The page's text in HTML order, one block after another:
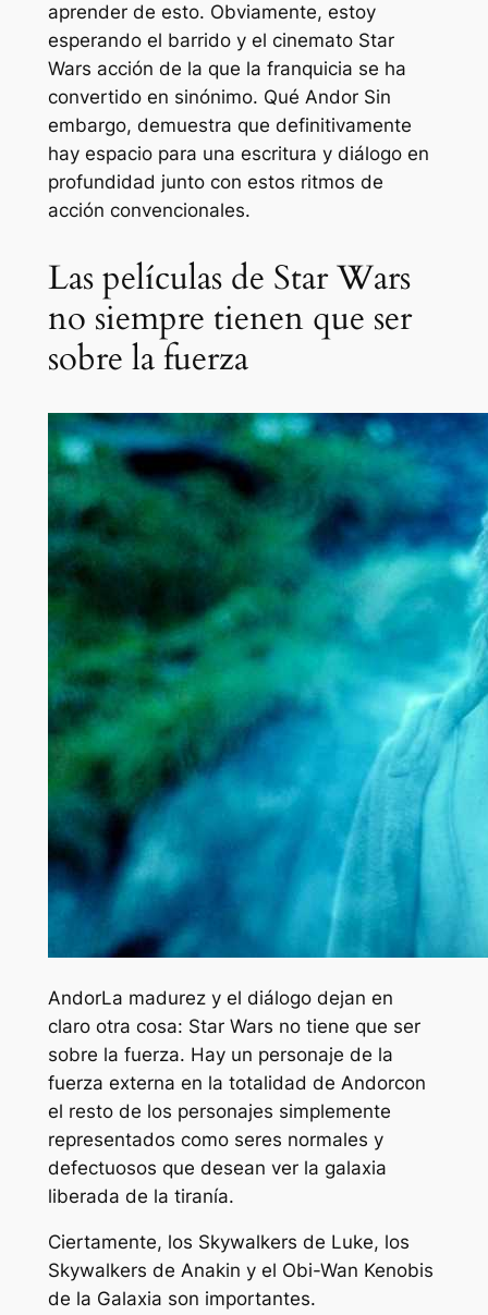
aprender de esto. Obviamente, estoy
esperando el barrido y el cinemato Star
Wars acción de la que la franquicia se ha
convertido en sinónimo. Qué AndorSin
embargo, demuestra que definitivamente
hay espacio para una escritura y diálogo en
profundidad junto con estos ritmos de
acción convencionales.
Las películas de Star Wars
no siempre tienen que ser
sobre la fuerza
AndorLa madurez y el diálogo dejan en
claro otra cosa: Star Wars no tiene que ser
sobre la fuerza. Hay un personaje de la
fuerza externa en la totalidad de Andorcon
el resto de los personajes simplemente
representados como seres normales y
defectuosos que desean ver la galaxia
liberada de la tiranía.
Ciertamente, los Skywalkers de Luke, los
Skywalkers de Anakin y el Obi-Wan Kenobis
de la Galaxia son importantes.